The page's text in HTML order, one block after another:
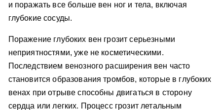
и поражать все больше вен ног и тела, включая
глубокие сосуды.
Поражение глубоких вен грозит серьезными
неприятностями, уже не косметическими.
Последствием венозного расширения вен часто
становится образования тромбов, которые в глубоких
венах при отрыве способны двигаться в сторону
сердца или легких. Процесс грозит летальным